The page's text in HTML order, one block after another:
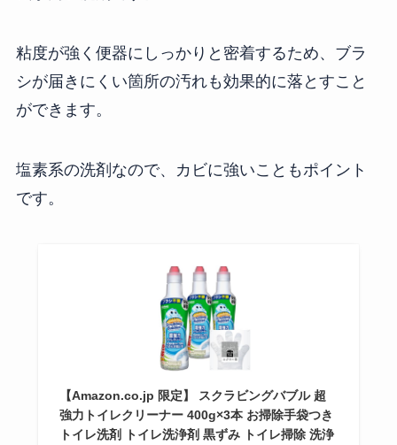
粘度が強く便器にしっかりと密着するため、ブラ
シが届きにくい箇所の汚れも効果的に落とすこと
ができます。
塩素系の洗剤なので、カビに強いこともポイント
です。
【Amazon.co.jp 限定】 スクラビングバブル 超
強力トイレクリーナー 400g×3本 お掃除手袋つき
トイレ洗剤 トイレ洗浄剤 黒ずみ トイレ掃除 洗浄